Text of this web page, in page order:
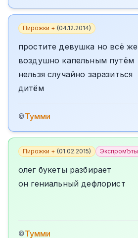
Пирожки + (04.12.2014)
простите девушка но всё же
воздушно капельным путём
нельзя случайно заразиться
дитём
©Тумми
Пирожки + (01.02.2015) ЭкспромЪты
олег букеты разбирает
он гениальный дефлорист
©Тумми